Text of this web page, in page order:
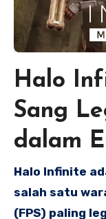
Halo
Sang
dalam
Halo Infinite adalah penanda kebangkitan
salah satu
(FPS) paling